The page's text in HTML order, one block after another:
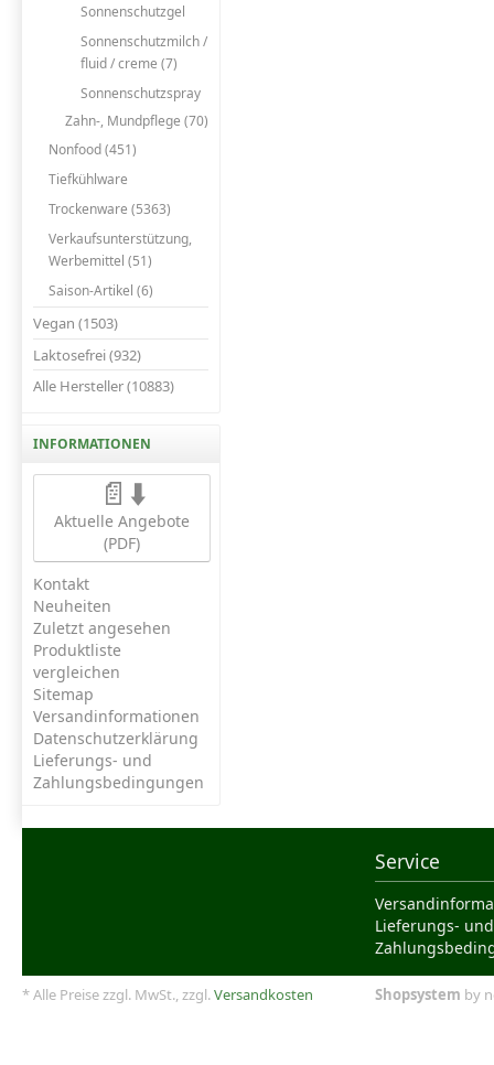
Sonnenschutzgel
Sonnenschutzmilch /
fluid / creme (7)
Sonnenschutzspray
Zahn-, Mundpflege (70)
Nonfood (451)
Tiefkühlware
Trockenware (5363)
Verkaufsunterstützung,
Werbemittel (51)
Saison-Artikel (6)
Vegan (1503)
Laktosefrei (932)
Alle Hersteller (10883)
INFORMATIONEN
📄⬇️
Aktuelle Angebote
(PDF)
Kontakt
Neuheiten
Zuletzt angesehen
Produktliste
vergleichen
Sitemap
Versandinformationen
Datenschutzerklärung
Lieferungs- und
Zahlungsbedingungen
Service
Lieferungs- und
* Alle Preise zzgl. MwSt., zzgl.Versandkosten Shopsystem by